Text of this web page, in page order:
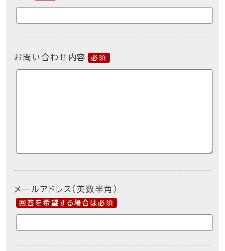
お問い合わせ内容 必須
メールアドレス（英数半角）
回答を希望する場合は必須